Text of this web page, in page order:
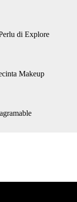
di Explore
Makeup